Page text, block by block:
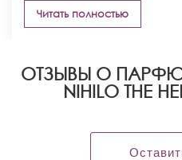
Читать полностью
ОТЗЫВЫ О
NIHILO THE